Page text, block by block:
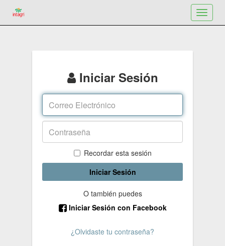
Toggle
Iniciar Sesión
Recordar esta sesión
Iniciar Sesión
O también puedes
Iniciar Sesión con Facebook
¿Olvidaste tu contraseña?